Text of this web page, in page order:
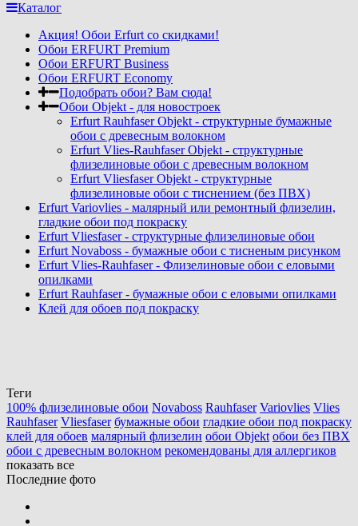
Каталог
Акция! Обои Erfurt со скидками!
Обои ERFURT Premium
Обои ERFURT Business
Обои ERFURT Economy
Подобрать обои? Вам сюда!
Обои Objekt - для новостроек
Erfurt Rauhfaser Objekt - cтруктурные бумажные
обои с древесным волокном
Erfurt Vlies-Rauhfaser Objekt - структурные
флизелиновые обои с древесным волокном
Erfurt Vliesfaser Objekt - структурные
флизелиновые обои с тиснением (без ПВХ)
Erfurt Variovlies - малярный или ремонтный флизелин,
гладкие обои под покраску
Erfurt Vliesfaser - структурные флизелиновые обои
Erfurt Novaboss - бумажные обои с тисненым рисунком
Erfurt Vlies-Rauhfaser - Флизелиновые обои с еловыми
опилками
Erfurt Rauhfaser - бумажные обои с еловыми опилками
Клей для обоев под покраску
Теги
100% флизелиновые обои Novaboss Rauhfaser Variovlies Vlies
Rauhfaser Vliesfaser бумажные обои гладкие обои под покраску
клей для обоев малярный флизелин обои Objekt обои без ПВХ
обои с древесным волокном рекомендованы для аллергиков
показать все
Последние фото